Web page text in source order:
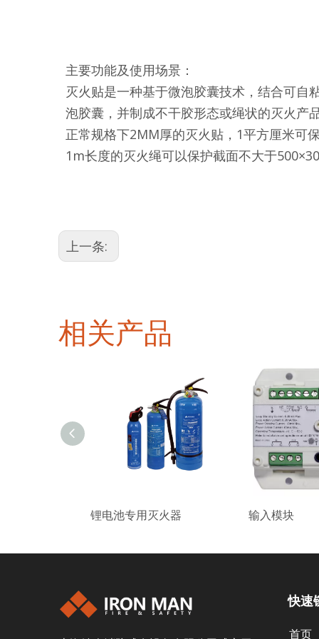
主要功能及使用场景：
灭火贴是一种基于微泡胶囊技术，结合可自
泡胶囊，并制成不干胶形态或绳状的灭火产
正常规格下2MM厚的灭火贴，1平方厘米可
1m长度的灭火绳可以保护截面不大于
上一条:
相关产品
锂电池专用灭火器 输入模块
快速
首页